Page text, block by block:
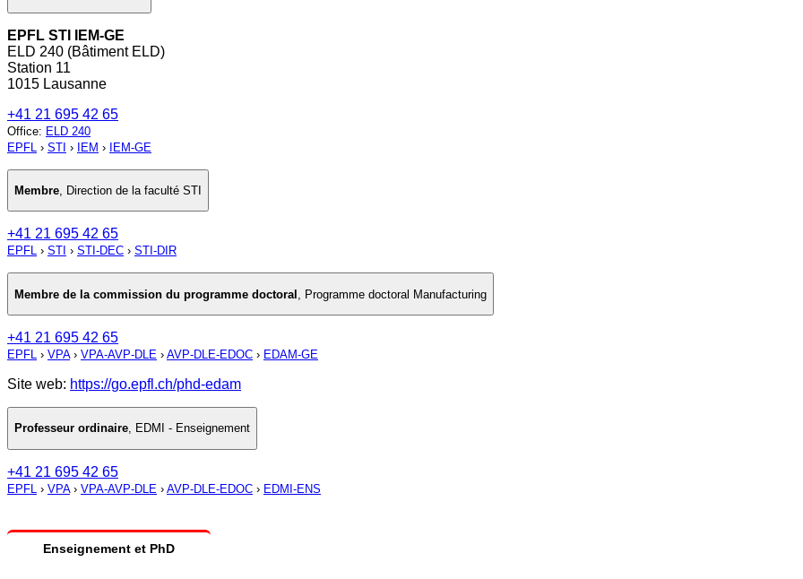
EPFL STI IEM-GE
ELD 240 (Bâtiment ELD)
Station 11
1015 Lausanne
+41 21 695 42 65
Office: ELD 240
EPFL › STI › IEM › IEM-GE
Membre, Direction de la faculté STI
+41 21 695 42 65
EPFL › STI › STI-DEC › STI-DIR
Membre de la commission du programme doctoral Programme doctoral Manufacturing
+41 21 695 42 65
EPFL › VPA› VPA-AVP-DLE › AVP-DLE-EDOC › EDAM-GE
Site web: https://go.epfl.ch/phd-edam
Professeur ordinaire, EDMI - Enseignement
+41 21 695 42 65
EPFL › VPA› VPA-AVP-DLE › AVP-DLE-EDOC › EDMI-ENS
Enseignement et PhD